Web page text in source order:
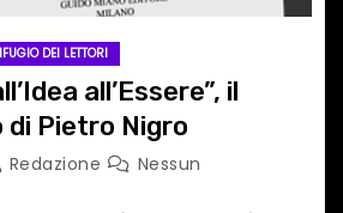
DEI LETTORI
all’Essere”, il
di Pietro Nigro
Redazione
Nessun